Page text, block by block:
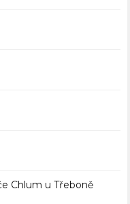
Chlum u Třeboně